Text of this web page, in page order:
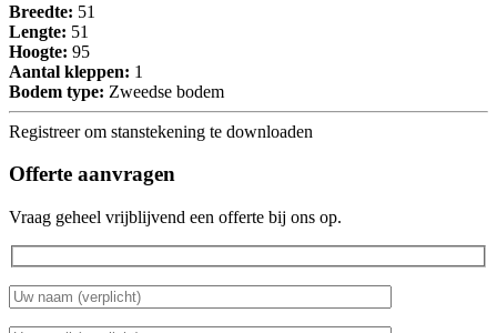
Breedte: 51
Lengte: 51
Hoogte: 95
Aantal kleppen: 1
Bodem type: Zweedse bodem
Registreer om stanstekening te downloaden
Offerte aanvragen
Vraag geheel vrijblijvend een offerte bij ons op.